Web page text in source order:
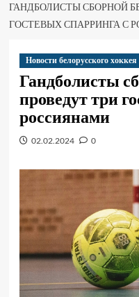
ГАНДБОЛИСТЫ СБОРНОЙ
ГОСТЕВЫХ СПАРРИНГА С
Новости белорусского хоккея
Гандболисты
проведут три
россиянами
02.02.2024 0